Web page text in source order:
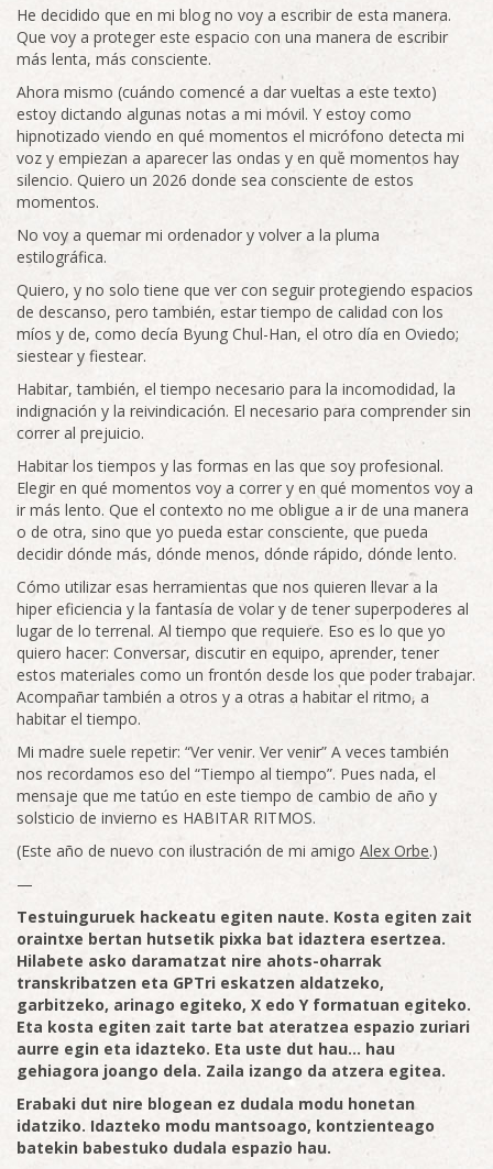
He decidido que en mi blog no voy a escribir de esta manera.
Que voy a proteger este espacio con una manera de escribir
más lenta, más consciente.
Ahora mismo (cuándo comencé a dar vueltas a este texto)
estoy dictando algunas notas a mi móvil. Y estoy como
hipnotizado viendo en qué momentos el micrófono detecta mi
voz y empiezan a aparecer las ondas y en qué momentos hay
silencio. Quiero un 2026 donde sea consciente de estos
momentos.
No voy a quemar mi ordenador y volver a la pluma
estilográfica.
Quiero, y no solo tiene que ver con seguir protegiendo espacios
de descanso, pero también, estar tiempo de calidad con los
míos y de, como decía Byung Chul-Han, el otro día en Oviedo;
siestear y fiestear.
Habitar, también, el tiempo necesario para la incomodidad, la
indignación y la reivindicación. El necesario para comprender sin
correr al prejuicio.
Habitar los tiempos y las formas en las que soy profesional.
Elegir en qué momentos voy a correr y en qué momentos voy a
ir más lento. Que el contexto no me obligue a ir de una manera
o de otra, sino que yo pueda estar consciente, que pueda
decidir dónde más, dónde menos, dónde rápido, dónde lento.
Cómo utilizar esas herramientas que nos quieren llevar a la
hiper eficiencia y la fantasía de volar y de tener superpoderes al
lugar de lo terrenal. Al tiempo que requiere. Eso es lo que yo
quiero hacer: Conversar, discutir en equipo, aprender, tener
estos materiales como un frontón desde los que poder trabajar.
Acompañar también a otros y a otras a habitar el ritmo, a
habitar el tiempo.
Mi madre suele repetir: “Ver venir. Ver venir” A veces también
nos recordamos eso del “Tiempo al tiempo”. Pues nada, el
mensaje que me tatúo en este tiempo de cambio de año y
solsticio de invierno es HABITAR RITMOS.
(Este año de nuevo con ilustración de mi amigo Alex Orbe.)
—
Testuinguruek hackeatu egiten naute. Kosta egiten zait
oraintxe bertan hutsetik pixka bat idaztera esertzea.
Hilabete asko daramatzat nire ahots-oharrak
transkribatzen eta GPTri eskatzen aldatzeko,
garbitzeko, arinago egiteko, X edo Y formatuan egiteko.
Eta kosta egiten zait tarte bat ateratzea espazio zuriari
aurre egin eta idazteko. Eta uste dut hau… hau
gehiagora joango dela. Zaila izango da atzera egitea.
Erabaki dut nire blogean ez dudala modu honetan
idatziko. Idazteko modu mantsoago, kontzienteago
batekin babestuko dudala espazio hau.